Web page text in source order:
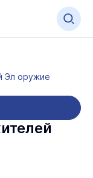
Эл оружие